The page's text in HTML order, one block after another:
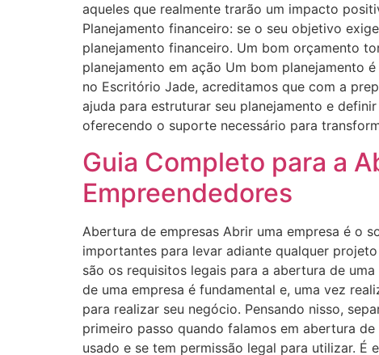
aqueles que realmente trarão um impacto
Planejamento financeiro: se o seu objetivo
planejamento financeiro. Um bom orçamento
planejamento em ação Um bom planejamento
no Escritório Jade, acreditamos que com a
ajuda para estruturar seu planejamento e
oferecendo o suporte necessário para
Guia Completo para a
Empreendedores
Abertura de empresas Abrir uma empresa é o
importantes para levar adiante qualquer
são os requisitos legais para a abertura de
de uma empresa é fundamental e, uma vez
para realizar seu negócio. Pensando nisso,
primeiro passo quando falamos em abertura
usado e se tem permissão legal para utilizar.